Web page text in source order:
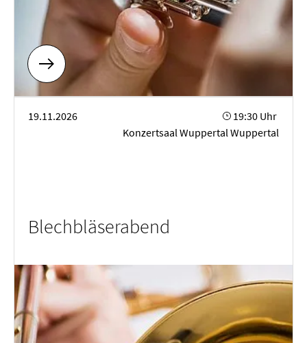
19.11.2026
19:30 Uhr
Konzertsaal Wuppertal Wuppertal
Blechbläserabend